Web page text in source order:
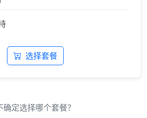
选择套餐
确定选择哪个套餐？